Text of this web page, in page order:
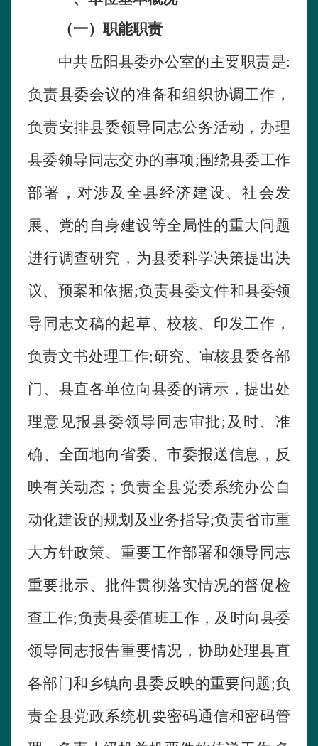
（一）职能职责
中共岳阳县委办公室的主要职责是:
负责县委会议的准备和组织协调工作，
负责安排县委领导同志公务活动，办理
县委领导同志交办的事项;围绕县委工作
部署，对涉及全县经济建设、社会发
展、党的自身建设等全局性的重大问题
进行调查研究，为县委科学决策提出决
议、预案和依据;负责县委文件和县委领
导同志文稿的起草、校核、印发工作，
负责文书处理工作;研究、审核县委各部
门、县直各单位向县委的请示，提出处
理意见报县委领导同志审批;及时、准
确、全面地向省委、市委报送信息，反
映有关动态；负责全县党委系统办公自
动化建设的规划及业务指导;负责省市重
大方针政策、重要工作部署和领导同志
重要批示、批件贯彻落实情况的督促检
查工作;负责县委值班工作，及时向县委
领导同志报告重要情况，协助处理县直
各部门和乡镇向县委反映的重要问题;负
责全县党政系统机要密码通信和密码管